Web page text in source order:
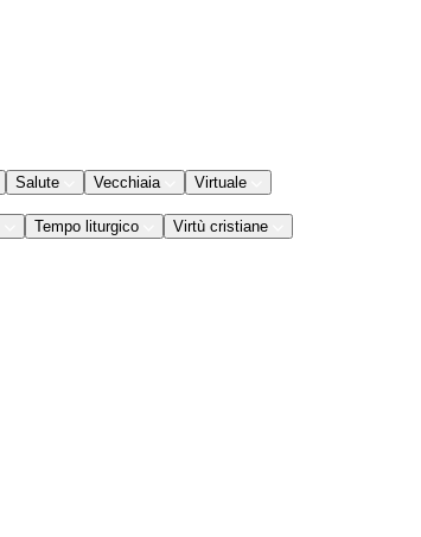
Salute Vecchiaia Virtuale
Tempo liturgico Virtù cristiane